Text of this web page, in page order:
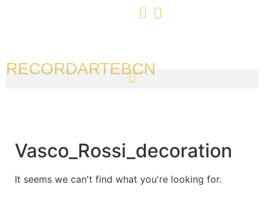
RECORDARTEBCN
Vasco_Rossi_decoration
It seems we can't find what you're looking for.